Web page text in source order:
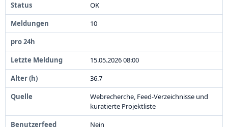
OK
10
15.05.202608:00
36.7
Webrecherche, Feed-Verzeichnisse und
kuratierte Projektliste
Nein